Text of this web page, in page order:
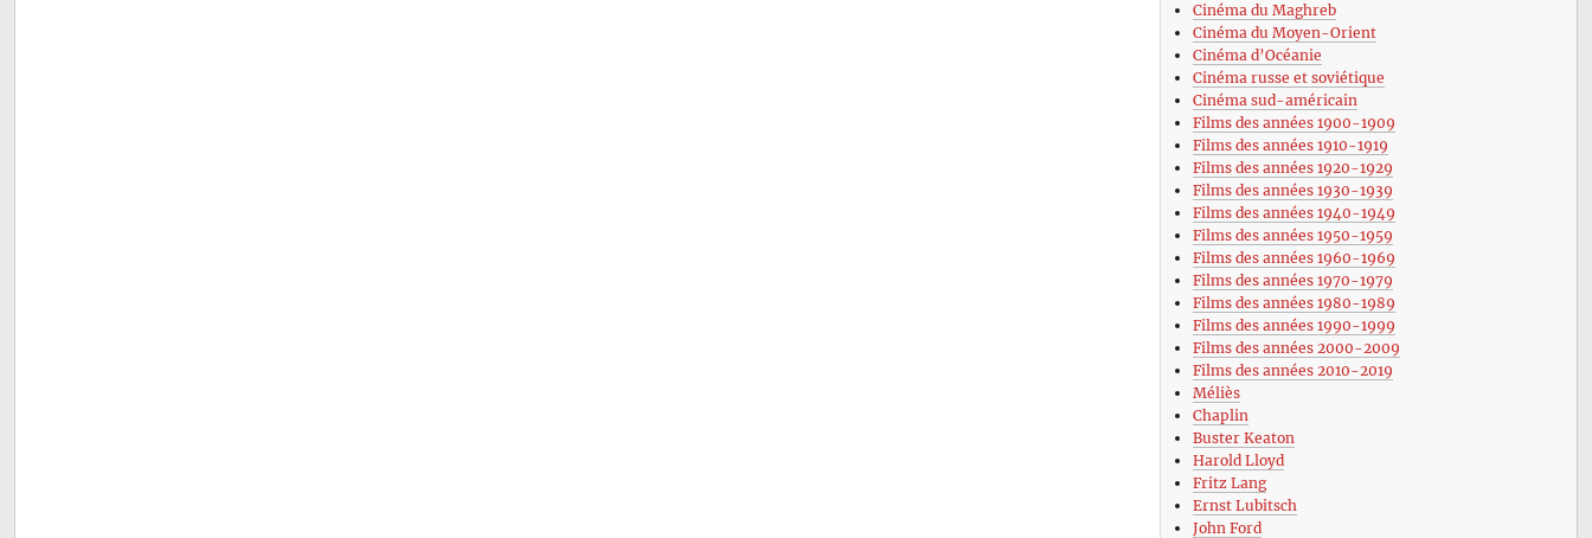
Cinéma du Maghreb
Cinéma du Moyen-Orient
Cinéma d’Océanie
Cinéma russe et soviétique
Cinéma sud-américain
Films des années 1900-1909
Films des années 1910-1919
Films des années 1920-1929
Films des années 1930-1939
Films des années 1940-1949
Films des années 1950-1959
Films des années 1960-1969
Films des années 1970-1979
Films des années 1980-1989
Films des années 1990-1999
Films des années 2000-2009
Films des années 2010-2019
Méliès
Chaplin
Buster Keaton
Harold Lloyd
Fritz Lang
Ernst Lubitsch
John Ford